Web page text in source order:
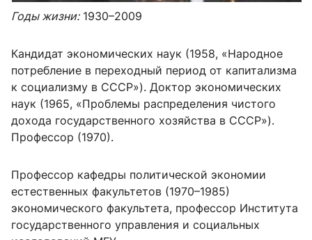
Годы жизни:1930–2009
Кандидат экономических наук (1958, «Народное
потребление в переходный период от капитализма
к социализму в СССР»). Доктор экономических
наук (1965, «Проблемы распределения чистого
дохода государственного хозяйства в СССР»).
Профессор (1970).
Профессор кафедры политической экономии
естественных факультетов (1970–1985)
экономического факультета, профессор Института
государственного управления и социальных